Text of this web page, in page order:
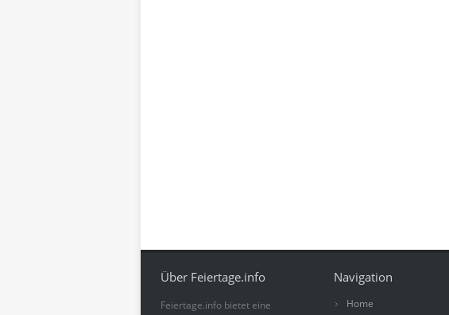
Über Feiertage.info
Feiertage.info bietet eine
Navigation
Home